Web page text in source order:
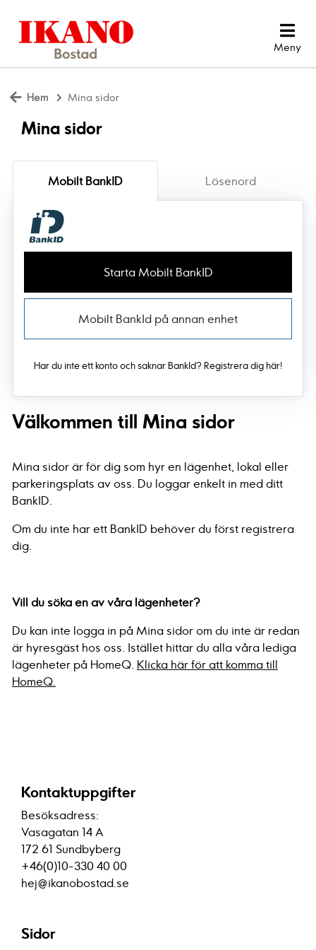
Hem Mina sidor
Mina sidor
Mobilt BankID Lösenord
Starta Mobilt BankID
Mobilt BankId på annan enhet
Har du inte ett konto och saknar BankId? Registrera dig här!
Välkommen till Mina sidor
Mina sidor är för dig som hyr en lägenhet, lokal eller
parkeringsplats av oss. Du loggar enkelt in med ditt
BankID.
Om du inte har ett BankID behöver du först registrera
dig.
Vill du söka en av våra lägenheter?
Du kan inte logga in på Mina sidor om du inte är redan
är hyresgäst hos oss. Istället hittar du alla våra lediga
lägenheter på HomeQ. Klicka här för att komma till
HomeQ.
Kontaktuppgifter
Besöksadress:
Vasagatan 14 A
172 61 Sundbyberg
+46(0)10-330 40 00
hej@ikanobostad.se
Sidor